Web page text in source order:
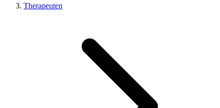
Therapeuten